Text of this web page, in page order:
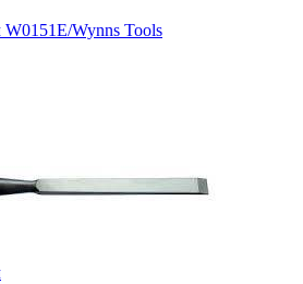
Wynns Tools